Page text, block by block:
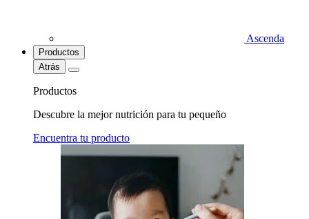
Ascenda
Productos
Atrás
Productos
Descubre la mejor nutrición para tu pequeño
Encuentra tu producto